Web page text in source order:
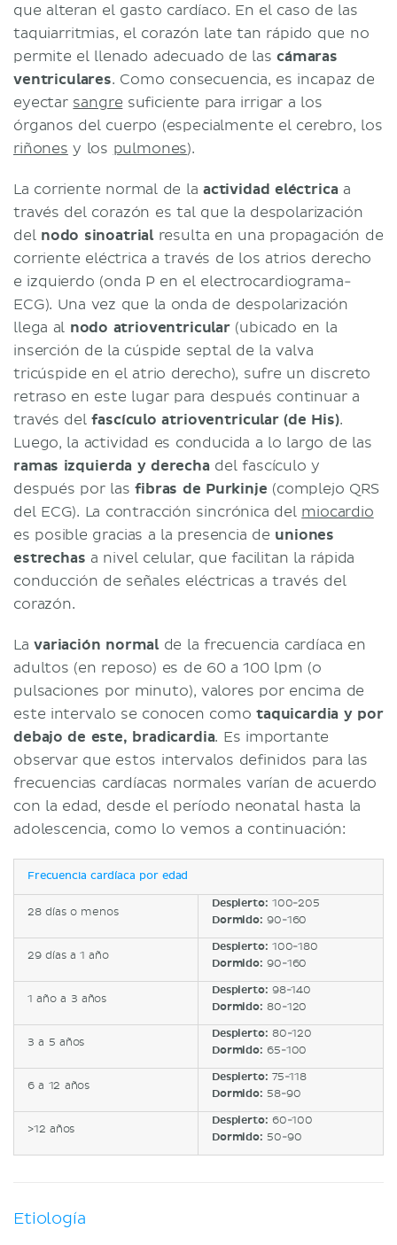
que alteran el gasto cardíaco. En el caso de las
taquiarritmias, el corazón late tan rápido que no
permite el llenado adecuado de las cámaras
ventriculares. Como consecuencia, es incapaz de
eyectar sangre suficiente para irrigar a los
órganos del cuerpo (especialmente el cerebro, los
riñones y los pulmones).
La corriente normal de la actividad eléctrica a
través del corazón es tal que la despolarización
del nodo sinoatrialresulta en una propagación de
corriente eléctrica a través de los atrios derecho
e izquierdo (onda P en el electrocardiograma-
ECG). Una vez que la onda de despolarización
llega al nodo atrioventricular (ubicado en la
inserción de la cúspide septal de la valva
tricúspide en el atrio derecho), sufre un discreto
retraso en este lugar para después continuar a
través delfascículo atrioventricular (de His).
Luego, la actividad es conducida a lo largo de las
ramas izquierda y derecha del fascículo y
después por lasfibras de Purkinje (complejo QRS
del ECG). La contracción sincrónica del miocardio
es posible gracias a la presencia de uniones
estrechas a nivel celular, que facilitan la rápida
conducción de señales eléctricas a través del
corazón.
Lavariación normalde la frecuencia cardíaca en
adultos (en reposo) es de 60 a 100 lpm (o
pulsaciones por minuto), valores por encima de
este intervalo se conocen comotaquicardia y por
debajo de este, bradicardia. Es importante
observar que estos intervalos definidos para las
frecuencias cardíacas normales varían de acuerdo
con la edad, desde el período neonatal hasta la
adolescencia, como lo vemos a continuación:
Frecuencia cardíaca por edad
28 días o menos
Despierto: 100-205
Dormido: 90-160
29 días a 1 año
Despierto: 100-180
Dormido: 90-160
1 año a 3 años
Despierto: 98-140
Dormido: 80-120
3 a 5 años
Despierto: 80-120
Dormido: 65-100
6 a 12 años
Despierto: 75-118
Dormido: 58-90
>12 años
Despierto: 60-100
Dormido: 50-90
Etiología